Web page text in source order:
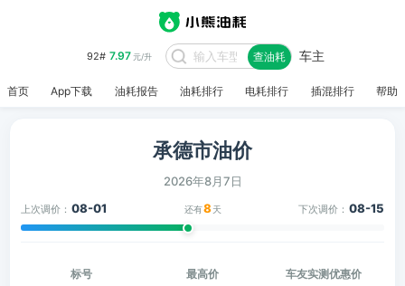
92# 7.97元/升 查油耗 车主
首页 App下载 油耗报告 油耗排行 电耗排行 插混排行 帮助
承德市油价
2026年8月7日
上次调价： 08-01 还有8 天 下次调价： 08-15
标号 最高价 车友实测优惠价